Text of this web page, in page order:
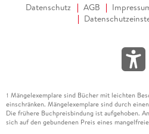
Datenschutz AGB
1 Mängelexemplare sind Bücher mit leichten
einschränken. Mängelexemplare sind durch
Die frühere Buchpreisbindung ist aufgehoben.
sich auf den gebundenen Preis eines